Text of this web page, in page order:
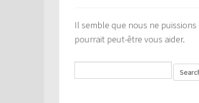
Il semble que nous ne
pourrait peut-être vous aider.